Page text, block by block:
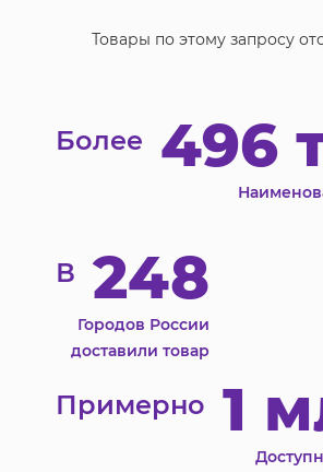
Товары по этому запросу
Более 496
В 248
Городов России
доставили товар
Примерно 1